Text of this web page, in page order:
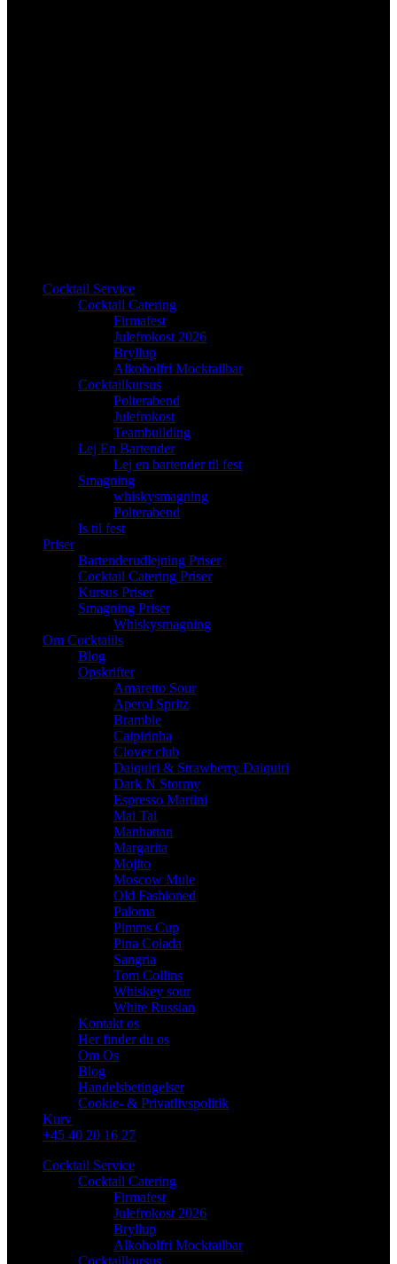
Cocktail Service
Cocktail Catering
Firmafest
Julefrokost 2026
Bryllup
Alkoholfri Mocktailbar
Cocktailkursus
Polterabend
Julefrokost
Teambuilding
Lej En Bartender
Lej en bartender til fest
Smagning
whiskysmagning
Polterabend
Is til fest
Priser
Bartenderudlejning Priser
Cocktail Catering Priser
Kursus Priser
Smagning Priser
Whiskysmagning
Om Cocktaiils
Blog
Opskrifter
Amaretto Sour
Aperol Spritz
Bramble
Caipirinha
Clover club
Daiquiri & Strawberry Daiquiri
Dark N Stormy
Espresso Martini
Mai Tai
Manhattan
Margarita
Mojito
Moscow Mule
Old Fashioned
Paloma
Pimms Cup
Pina Colada
Sangria
Tom Collins
Whiskey sour
White Russian
Kontakt os
Her finder du os
Om Os
Blog
Handelsbetingelser
Cookie- & Privatlivspolitik
Kurv
+45 40 20 16 27
Cocktail Service
Cocktail Catering
Firmafest
Julefrokost 2026
Bryllup
Alkoholfri Mocktailbar
Cocktailkursus